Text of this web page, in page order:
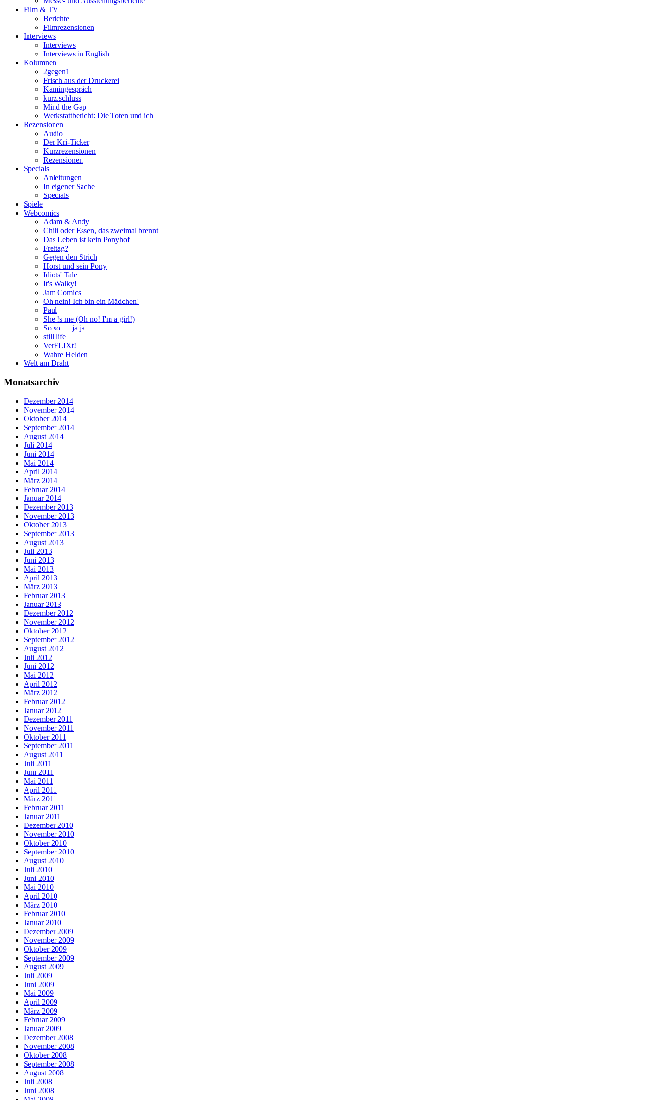
Film & TV
Berichte
Filmrezensionen
Interviews
Interviews
Interviews in English
Kolumnen
2gegen1
Frisch aus der Druckerei
Kamingespräch
kurz.schluss
Mind the Gap
Werkstattbericht: Die Toten und ich
Rezensionen
Audio
Der Kri-Ticker
Kurzrezensionen
Rezensionen
Specials
Anleitungen
In eigener Sache
Specials
Spiele
Webcomics
Adam & Andy
Chili oder Essen, das zweimal brennt
Das Leben ist kein Ponyhof
Freitag?
Gegen den Strich
Horst und sein Pony
Idiots' Tale
It's Walky!
Jam Comics
Oh nein! Ich bin ein Mädchen!
Paul
She !s me (Oh no! I'm a girl!)
So so … ja ja
still life
VerFLIXt!
Wahre Helden
Welt am Draht
Monatsarchiv
Dezember 2014
November 2014
Oktober 2014
September 2014
August 2014
Juli 2014
Juni 2014
Mai 2014
April 2014
März 2014
Februar 2014
Januar 2014
Dezember 2013
November 2013
Oktober 2013
September 2013
August 2013
Juli 2013
Juni 2013
Mai 2013
April 2013
März 2013
Februar 2013
Januar 2013
Dezember 2012
November 2012
Oktober 2012
September 2012
August 2012
Juli 2012
Juni 2012
Mai 2012
April 2012
März 2012
Februar 2012
Januar 2012
Dezember 2011
November 2011
Oktober 2011
September 2011
August 2011
Juli 2011
Juni 2011
Mai 2011
April 2011
März 2011
Februar 2011
Januar 2011
Dezember 2010
November 2010
Oktober 2010
September 2010
August 2010
Juli 2010
Juni 2010
Mai 2010
April 2010
März 2010
Februar 2010
Januar 2010
Dezember 2009
November 2009
Oktober 2009
September 2009
August 2009
Juli 2009
Juni 2009
Mai 2009
April 2009
März 2009
Februar 2009
Januar 2009
Dezember 2008
November 2008
Oktober 2008
September 2008
August 2008
Juli 2008
Juni 2008